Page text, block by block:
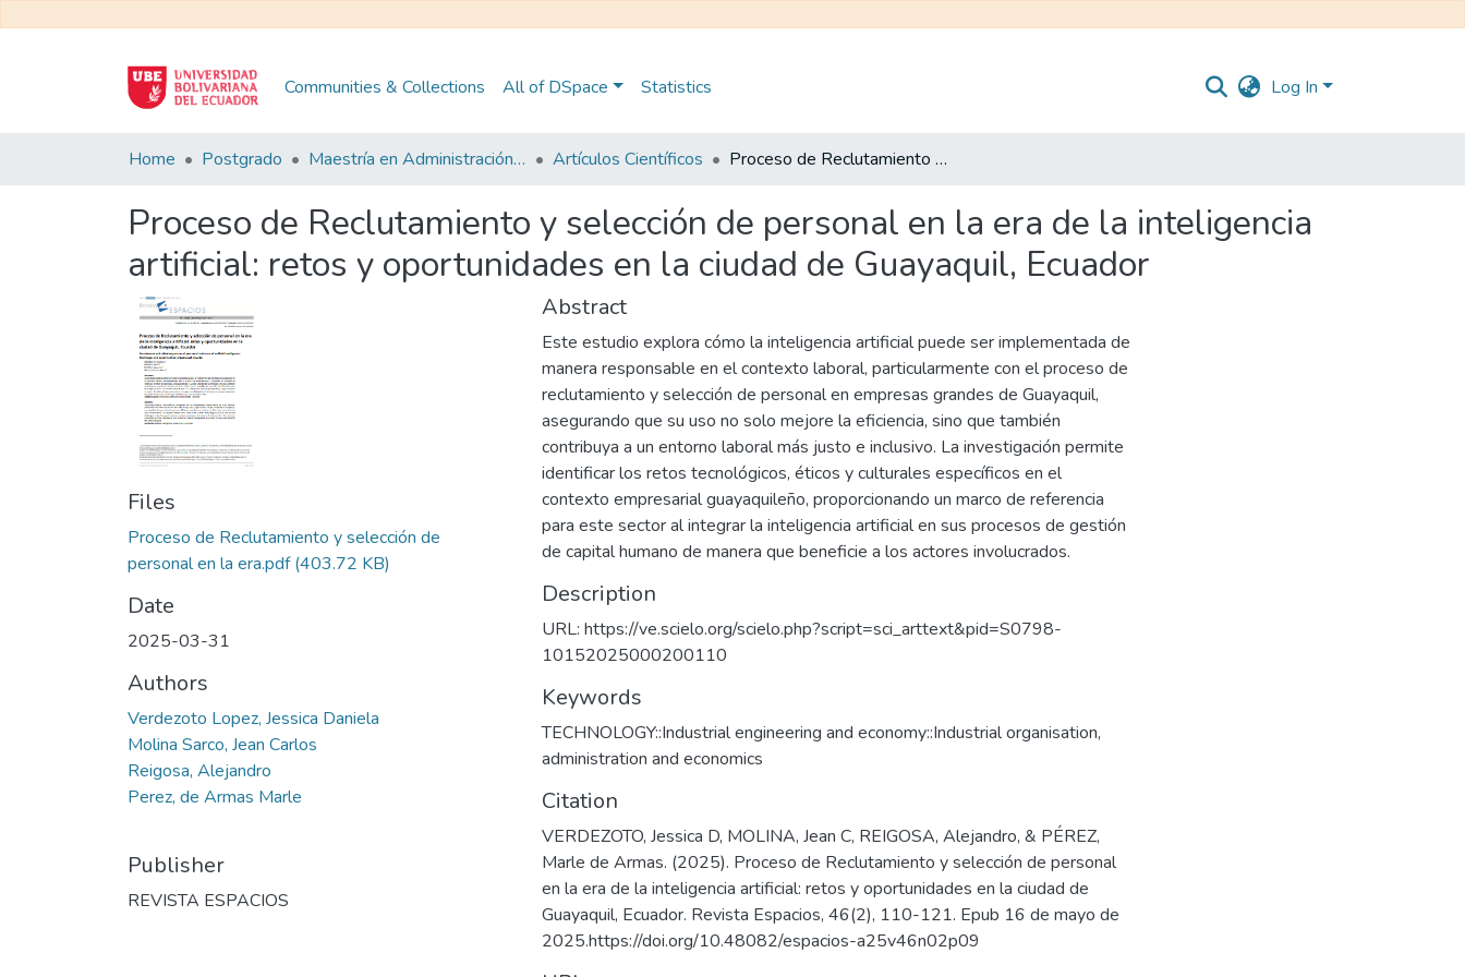
Communities & Collections All of DSpace Statistics Log In
Home Postgrado Maestría en Administración y Dirección de Empresas Artículos Científicos Proceso de Reclutamiento y selección de personal en la era de la inteligencia artificial: retos y oportunidades en la ciudad de Guayaquil, Ecuador
Proceso de Reclutamiento y selección de personal en la era de la inteligencia
artificial: retos y oportunidades en la ciudad de Guayaquil, Ecuador
Files
Proceso de Reclutamiento y selección de
personal en la era.pdf(403.72 KB)
Date
2025-03-31
Authors
Verdezoto Lopez, Jessica Daniela
Molina Sarco, Jean Carlos
Reigosa, Alejandro
Perez, de Armas Marle
Publisher
REVISTA ESPACIOS
Abstract
Este estudio explora cómo la inteligencia artificial puede ser implementada de
manera responsable en el contexto laboral, particularmente con el proceso de
reclutamiento y selección de personal en empresas grandes de Guayaquil,
asegurando que su uso no solo mejore la eficiencia, sino que también
contribuya a un entorno laboral más justo e inclusivo. La investigación permite
identificar los retos tecnológicos, éticos y culturales específicos en el
contexto empresarial guayaquileño, proporcionando un marco de referencia
para este sector al integrar la inteligencia artificial en sus procesos de gestión
de capital humano de manera que beneficie a los actores involucrados.
Description
URL: https://ve.scielo.org/scielo.php?script=sci_arttext&pid=S0798-
10152025000200110
Keywords
TECHNOLOGY::Industrial engineering and economy::Industrial organisation,
administration and economics
Citation
VERDEZOTO, Jessica D, MOLINA, Jean C, REIGOSA, Alejandro, & PÉREZ,
Marle de Armas. (2025). Proceso de Reclutamiento y selección de personal
en la era de la inteligencia artificial: retos y oportunidades en la ciudad de
Guayaquil, Ecuador. Revista Espacios, 46(2), 110-121. Epub 16 de mayo de
2025.https://doi.org/10.48082/espacios-a25v46n02p09